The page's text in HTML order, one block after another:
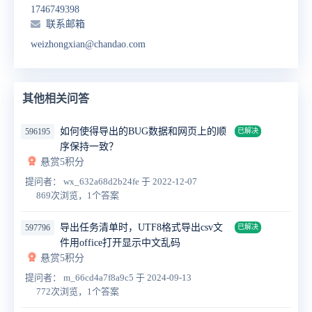
1746749398
联系邮箱
weizhongxian@chandao.com
其他相关问答
596195
如何使得导出的BUG数据和网页上的顺
序保持一致？
已解决
悬赏5积分
提问者： wx_632a68d2b24fe 于 2022-12-07
869次浏览，1个答案
597796
导出任务清单时，UTF8格式导出csv文
件用office打开显示中文乱码
已解决
悬赏5积分
提问者： m_66cd4a7f8a9c5 于 2024-09-13
772次浏览，1个答案